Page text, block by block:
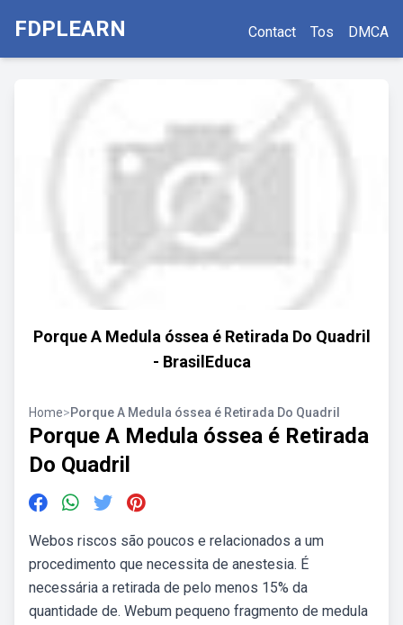
FDPLEARN Contact Tos DMCA
Porque A Medula óssea é Retirada Do Quadril
- BrasilEduca
Home>Porque A Medula óssea é Retirada Do Quadril
Porque A Medula óssea é Retirada
Do Quadril
Webos riscos são poucos e relacionados a um
procedimento que necessita de anestesia. É
necessária a retirada de pelo menos 15% da
quantidade de. Webum pequeno fragmento de medula